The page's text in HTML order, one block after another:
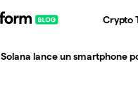
Crypto
Solana lance un smartphone